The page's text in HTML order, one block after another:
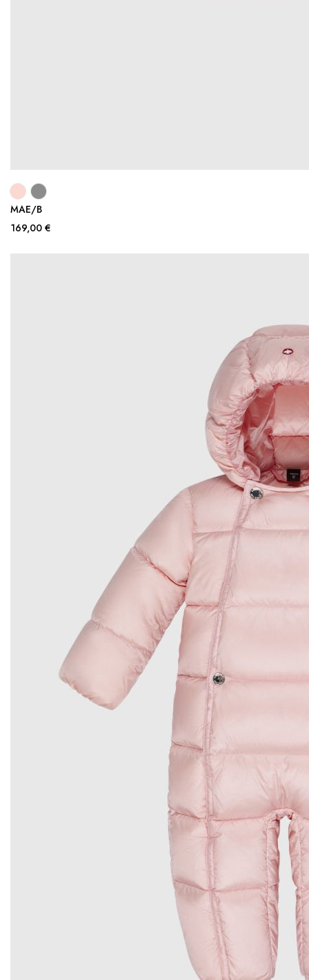
MAE/B
169,00 €